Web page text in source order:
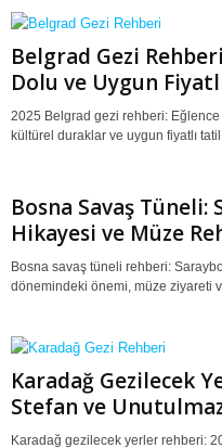
Belgrad Gezi
Dolu ve Uygun
2025 Belgrad gezi rehberi:
kültürel duraklar ve uygun fiyatlı
Bosna Savaş Tüneli:
Hikayesi ve Müze
Bosna savaş tüneli rehberi:
dönemindeki önemi, müze ziyareti
Karadağ Gezilecek
Stefan ve
Karadağ gezilecek yerler rehberi: